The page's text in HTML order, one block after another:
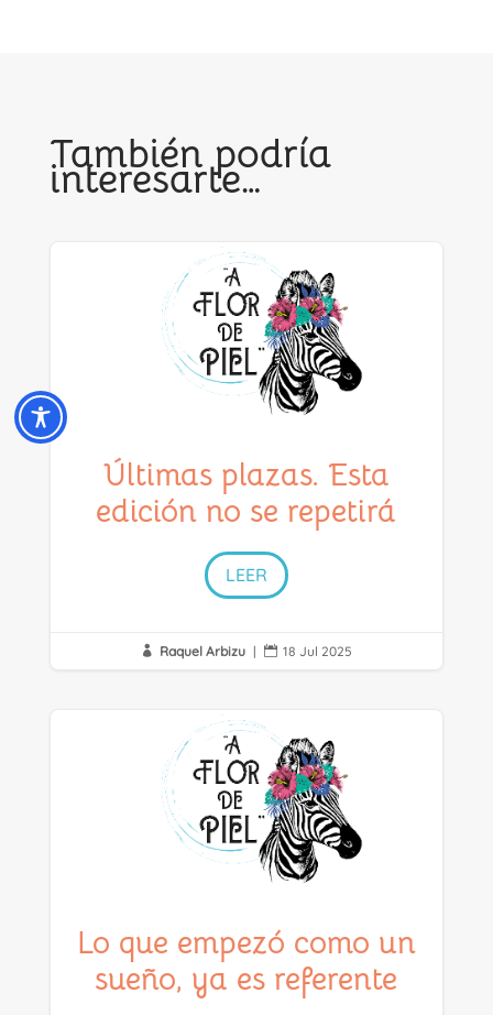
También podría
interesarte…
Últimas plazas. Esta
edición no se repetirá
LEER
 Raquel Arbizu |  18 Jul 2025
Lo que empezó como un
sueño, ya es referente